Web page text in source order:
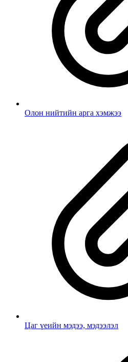
Олон нийтийн арга хэмжээ
Цаг үеийн мэдээ, мэдээлэл